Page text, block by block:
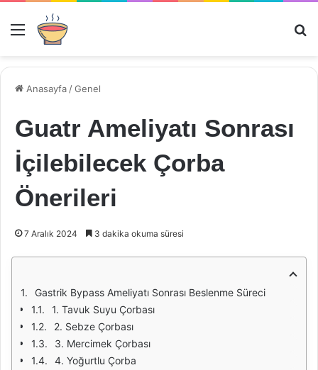
Menü
Anasayfa /Genel
Guatr Ameliyatı Sonrası
İçilebilecek Çorba
Önerileri
7 Aralık 2024 3 dakika okuma süresi
Gastrik Bypass Ameliyatı Sonrası Beslenme Süreci
1. Tavuk Suyu Çorbası
2. Sebze Çorbası
3. Mercimek Çorbası
4. Yoğurtlu Çorba